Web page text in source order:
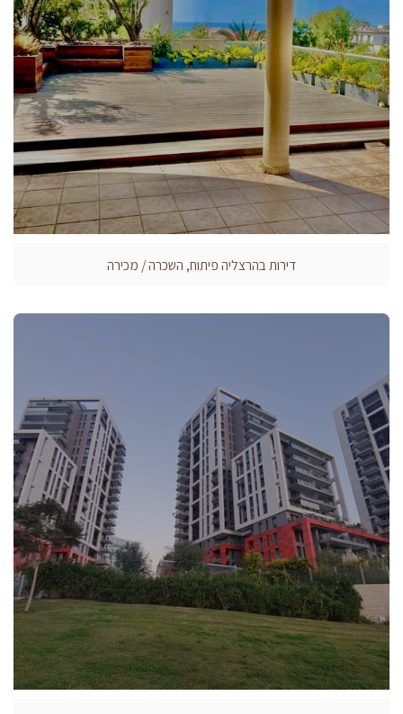
דירות בהרצליה פיתוח, השכרה / מכירה